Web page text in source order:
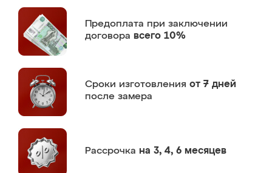
Предоплата при заключении
договора всего 10%
Сроки изготовления от 7 дней
после замера
Рассрочка на 3, 4, 6 месяцев